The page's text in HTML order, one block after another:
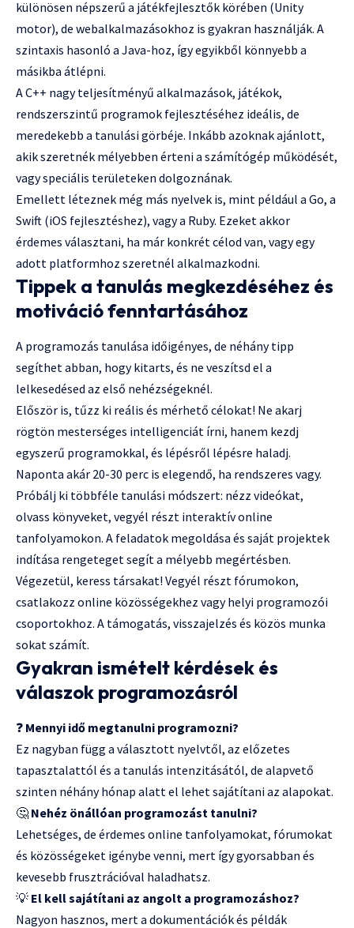
különösen népszerű a játékfejlesztők körében (Unity
motor), de webalkalmazásokhoz is gyakran használják. A
szintaxis hasonló a Java-hoz, így egyikből könnyebb a
másikba átlépni.
A C++ nagy teljesítményű alkalmazások, játékok,
rendszerszintű programok fejlesztéséhez ideális, de
meredekebb a tanulási görbéje. Inkább azoknak ajánlott,
akik szeretnék mélyebben érteni a számítógép működését,
vagy speciális területeken dolgoznának.
Emellett léteznek még más nyelvek is, mint például a Go, a
Swift (iOS fejlesztéshez), vagy a Ruby. Ezeket akkor
érdemes választani, ha már konkrét célod van, vagy egy
adott platformhoz szeretnél alkalmazkodni.
Tippek a tanulás megkezdéséhez és
motiváció fenntartásához
A programozás tanulása időigényes, de néhány tipp
segíthet abban, hogy kitarts, és ne veszítsd el a
lelkesedésed az első nehézségeknél.
Először is, tűzz ki reális és mérhető célokat! Ne akarj
rögtön mesterséges intelligenciát írni, hanem kezdj
egyszerű programokkal, és lépésről lépésre haladj.
Naponta akár 20-30 perc is elegendő, ha rendszeres vagy.
Próbálj ki többféle tanulási módszert: nézz videókat,
olvass könyveket, vegyél részt interaktív online
tanfolyamokon. A feladatok megoldása és saját projektek
indítása rengeteget segít a mélyebb megértésben.
Végezetül, keress társakat! Vegyél részt fórumokon,
csatlakozz online közösségekhez vagy helyi programozói
csoportokhoz. A támogatás, visszajelzés és közös munka
sokat számít.
Gyakran ismételt kérdések és
válaszok programozásról
❓ Mennyi idő megtanulni programozni?
Ez nagyban függ a választott nyelvtől, az előzetes
tapasztalattól és a tanulás intenzitásától, de alapvető
szinten néhány hónap alatt el lehet sajátítani az alapokat.
🤔 Nehéz önállóan programozást tanulni?
Lehetséges, de érdemes online tanfolyamokat, fórumokat
és közösségeket igénybe venni, mert így gyorsabban és
kevesebb frusztrációval haladhatsz.
💡 El kell sajátítani az angolt a programozáshoz?
Nagyon hasznos, mert a dokumentációk és példák